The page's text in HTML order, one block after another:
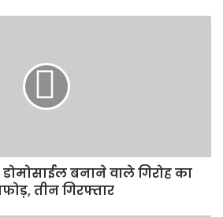
डोमोसाईल बनाने वाले गिरोह का
तीन गिरफ्तार